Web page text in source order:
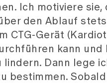
Ich motiviere sie,
den Ablauf
CTG-Gerät
kann und
Dann lege
bestimmen.